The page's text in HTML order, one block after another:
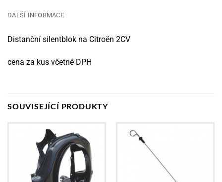
DALŠÍ INFORMACE
Distanční silentblok na Citroën 2CV
cena za kus včetně DPH
SOUVISEJÍCÍ PRODUKTY